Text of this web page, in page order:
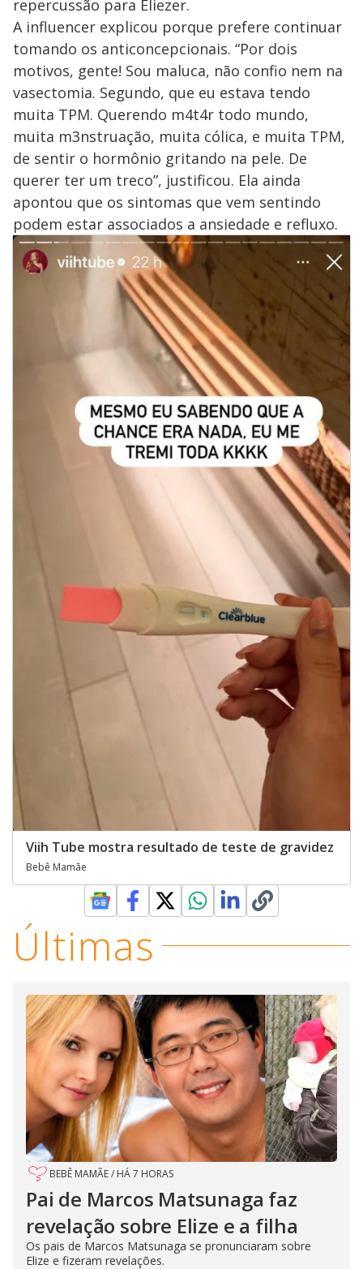
repercussão para Eliezer.
A influencer explicou porque prefere continuar
tomando os anticoncepcionais. “Por dois
motivos, gente! Sou maluca, não confio nem na
vasectomia. Segundo, que eu estava tendo
muita TPM. Querendo m4t4r todo mundo,
muita m3nstruação, muita cólica, e muita TPM,
de sentir o hormônio gritando na pele. De
querer ter um treco”, justificou. Ela ainda
apontou que os sintomas que vem sentindo
podem estar associados a ansiedade e refluxo.
Viih Tube mostra resultado de teste de gravidez
Bebê Mamãe
Últimas
BEBÊ MAMÃE/ HÁ 7 HORAS
Pai de Marcos Matsunaga faz
revelação sobre Elize e a filha
Os pais de Marcos Matsunaga se pronunciaram sobre
Elize e fizeram revelações.